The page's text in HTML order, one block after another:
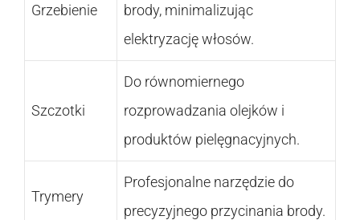
Grzebienie
brody, minimalizując
elektryzację włosów.
Szczotki
Do równomiernego
rozprowadzania olejków i
produktów pielęgnacyjnych.
Trymery
Profesjonalne narzędzie do
precyzyjnego przycinania brody.